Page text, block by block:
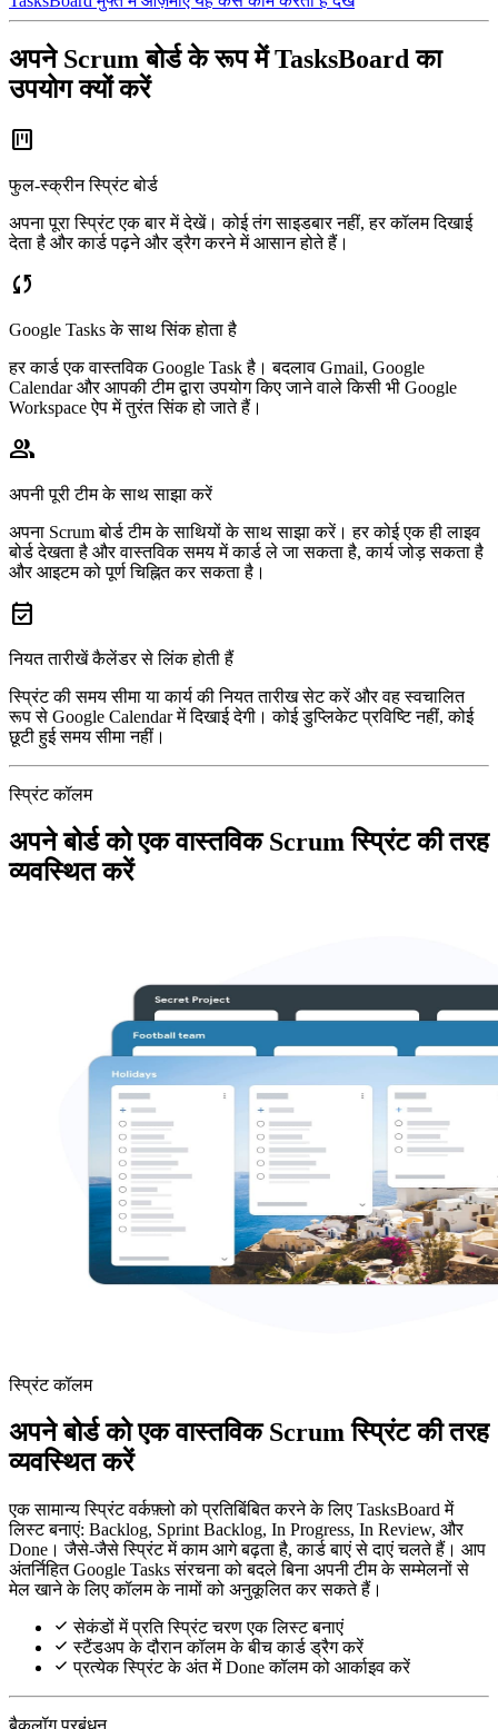
अपने Scrum बोर्ड के रूप में TasksBoard का
उपयोग क्यों करें
view_kanban
फुल-स्क्रीन स्प्रिंट बोर्ड
अपना पूरा स्प्रिंट एक बार में देखें। कोई तंग साइडबार नहीं, हर कॉलम दिखाई
देता है और कार्ड पढ़ने और ड्रैग करने में आसान होते हैं।
sync
Google Tasks के साथ सिंक होता है
हर कार्ड एक वास्तविक Google Task है। बदलाव Gmail, Google
Calendar और आपकी टीम द्वारा उपयोग किए जाने वाले किसी भी Google
Workspace ऐप में तुरंत सिंक हो जाते हैं।
group
अपनी पूरी टीम के साथ साझा करें
अपना Scrum बोर्ड टीम के साथियों के साथ साझा करें। हर कोई एक ही लाइव
बोर्ड देखता है और वास्तविक समय में कार्ड ले जा सकता है, कार्य जोड़ सकता है
और आइटम को पूर्ण चिह्नित कर सकता है।
event_available
नियत तारीखें कैलेंडर से लिंक होती हैं
स्प्रिंट की समय सीमा या कार्य की नियत तारीख सेट करें और वह स्वचालित
रूप से Google Calendar में दिखाई देगी। कोई डुप्लिकेट प्रविष्टि नहीं, कोई
छूटी हुई समय सीमा नहीं।
स्प्रिंट कॉलम
अपने बोर्ड को एक वास्तविक Scrum स्प्रिंट की तरह
व्यवस्थित करें
स्प्रिंट कॉलम
अपने बोर्ड को एक वास्तविक Scrum स्प्रिंट की तरह
व्यवस्थित करें
एक सामान्य स्प्रिंट वर्कफ़्लो को प्रतिबिंबित करने के लिए TasksBoard में
लिस्ट बनाएं: Backlog, Sprint Backlog, In Progress, In Review, और
Done। जैसे-जैसे स्प्रिंट में काम आगे बढ़ता है, कार्ड बाएं से दाएं चलते हैं। आप
अंतर्निहित Google Tasks संरचना को बदले बिना अपनी टीम के सम्मेलनों से
मेल खाने के लिए कॉलम के नामों को अनुकूलित कर सकते हैं।
सेकंडों में प्रति स्प्रिंट चरण एक लिस्ट बनाएं
स्टैंडअप के दौरान कॉलम के बीच कार्ड ड्रैग करें
प्रत्येक स्प्रिंट के अंत में Done कॉलम को आर्काइव करें